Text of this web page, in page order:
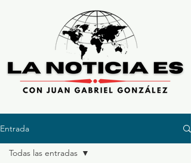
Entrada
Todas las entradas